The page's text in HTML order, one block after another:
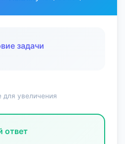
задачи
для увеличения
ответ